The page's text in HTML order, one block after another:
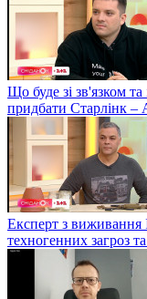
Що буде зі зв'язком та
придбати Старлінк –
Експерт з виживання
техногенних загроз